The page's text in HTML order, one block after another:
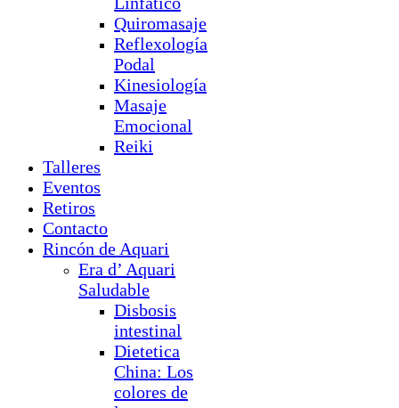
Quiromasaje
Reflexología
Podal
Kinesiología
Masaje
Emocional
Reiki
Talleres
Eventos
Retiros
Contacto
Rincón de Aquari
Era d’ Aquari
Saludable
Disbosis
intestinal
Dietetica
China: Los
colores de